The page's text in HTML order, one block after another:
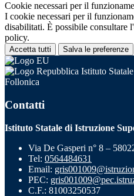
Cookie necessari per il
I cookie necessari per il
disabilitati. È possibile consultare
policy.
Accetta tutti Salva le preferenze
Istituto
Follonica
Contatti
Istituto Statale di Istruzione
Via De Gasperi n° 8 –
Tel: 0564484631
Email:
PEC:
C.F.: 81003250537